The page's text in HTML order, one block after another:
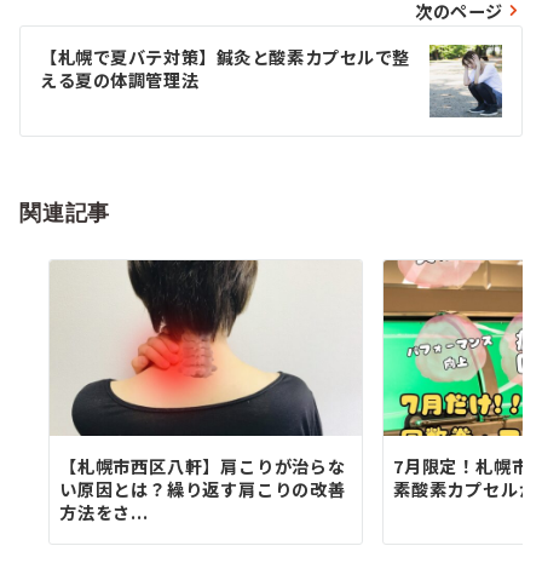
ビ
ー
シ
ン
次のページ
【札幌で夏バテ対策】鍼灸と酸素カプセルで整
える夏の体調管理法
関連記事
【札幌市西区八軒】肩こりが治らな
い原因とは？繰り返す肩こりの改善
方法をさ...
7月限定！札幌市
素酸素カプセル